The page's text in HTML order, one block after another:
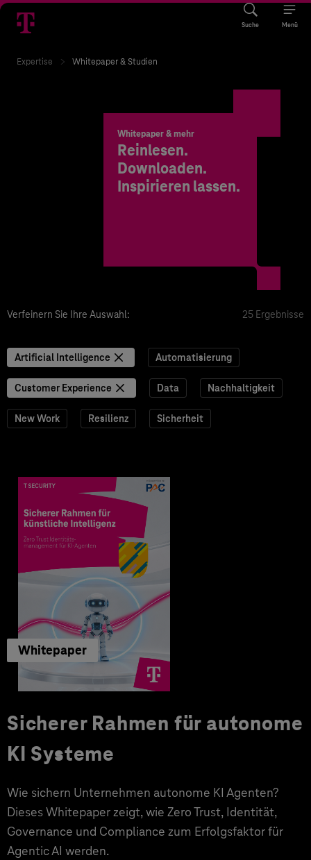
Suche Menü
Expertise Whitepaper & Studien
Whitepaper & mehr
Reinlesen.
Downloaden.
Inspirieren lassen.
Verfeinern Sie Ihre Auswahl: 25 Ergebnisse
Artificial Intelligence Automatisierung
Customer Experience Data Nachhaltigkeit
New Work Resilienz Sicherheit
Whitepaper
Sicherer Rahmen für autonome
KI Systeme
Wie sichern Unternehmen autonome KI Agenten?
Dieses Whitepaper zeigt, wie Zero Trust, Identität,
Governance und Compliance zum Erfolgsfaktor für
Agentic AI werden.